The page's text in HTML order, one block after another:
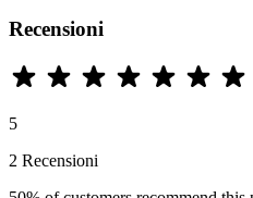
Recensioni
5
2 Recensioni